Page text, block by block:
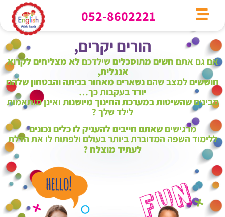
052-8602221
הורים יקרים,
אם גם אתם חשים מתוסכליםשילדכםלא מצליחים לקרוא
אנגלית,
חוששיםלמצב שהם נשארים מאחור בכיתהוהבטחון שלהם
יורדבעקבות כך…
מביניםשהשיטות במערכת החינוך מיושנות ואינן מותאמות
לילד שלך ?
מרגישיםשאתם חייבים להעניק לו כלים נכונים
ללימוד השפה המדוברת ביותר בעולם ולפתוח לו את הדלת
לעתיד מוצלח ?